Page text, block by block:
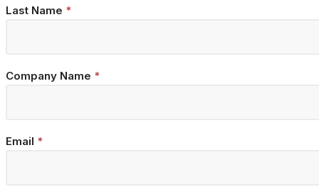
Last Name *
Company Name *
Email *